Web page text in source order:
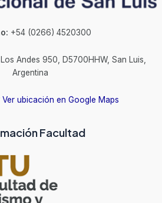
+54 (0266) 4520300
Andes 950, D5700HHW, San Luis,
Argentina
Ver ubicación en Google Maps
Facultad